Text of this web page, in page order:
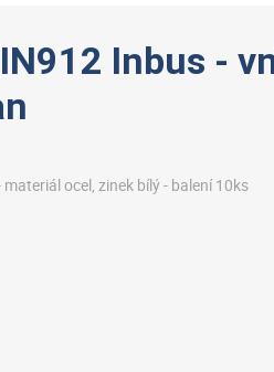
Inbus -
ocel, zinek bílý - balení 10ks